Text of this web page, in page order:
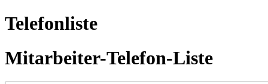
Telefonliste
Mitarbeiter-Telefon-Liste